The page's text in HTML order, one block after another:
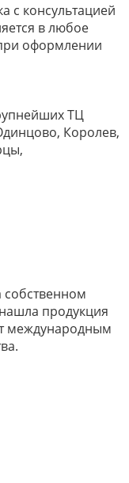
с консультацией
в любое
оформлении
ТЦ
Королев,
продукция
международным